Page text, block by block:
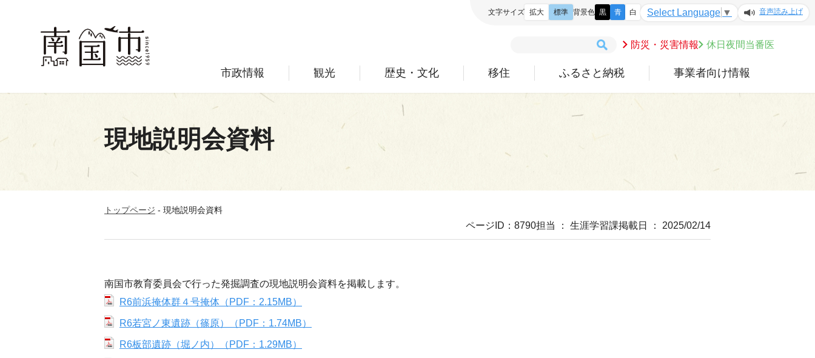
防災・災害情報 休日夜間当番医
市政情報 観光 歴史・文化 移住 ふるさと納税 事業者向け情報
文字サイズ 拡大 標準 背景色 黒 青 白 Select Language ▼ 音声読み上げ
現地説明会資料
トップページ - 現地説明会資料
ページID：8790担当 ： 生涯学習課掲載日 ： 2025/02/14
南国市教育委員会で行った発掘調査の現地説明会資料を掲載します。
R6前浜掩体群４号掩体（PDF：2.15MB）
R6若宮ノ東遺跡（篠原）（PDF：1.74MB）
R6板部遺跡（堀ノ内）（PDF：1.29MB）